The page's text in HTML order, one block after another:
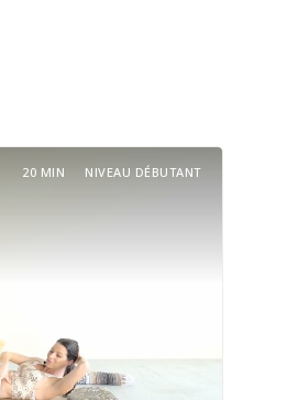
20 MIN NIVEAU DÉBUTANT